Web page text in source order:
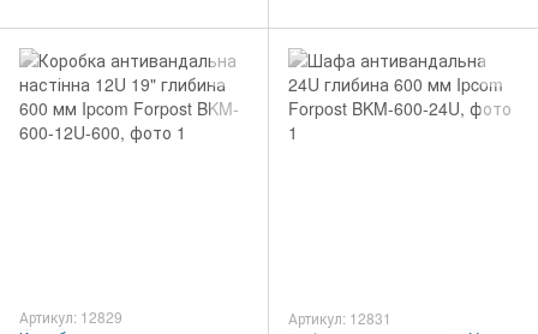
Артикул: 12829 Артикул: 12831